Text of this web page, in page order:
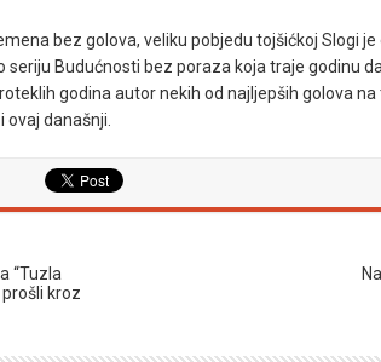
bez golova, veliku pobjedu tojšićkoj Slogi je
seriju Budućnosti bez poraza koja traje godinu
godina autor nekih od najljepših golova na
ovaj današnji.
“Tuzla
prošli kroz